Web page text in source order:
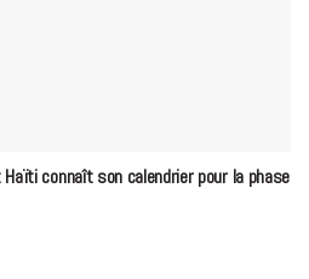
connaît son calendrier pour la phase